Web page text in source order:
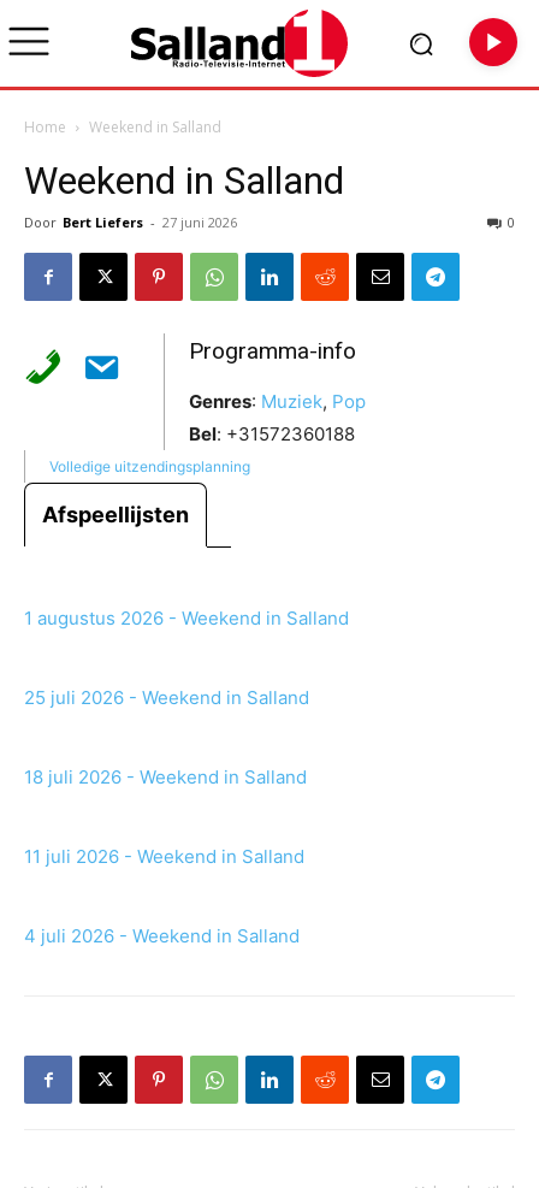
Home Weekend in Salland
Weekend in Salland
Door Bert Liefers - 27 juni 2026 0
Programma-info
Genres: Muziek, Pop
Bel: +31572360188
Volledige uitzendingsplanning
Afspeellijsten
1 augustus 2026 - Weekend in Salland
25 juli 2026 - Weekend in Salland
18 juli 2026 - Weekend in Salland
11 juli 2026 - Weekend in Salland
4 juli 2026 - Weekend in Salland